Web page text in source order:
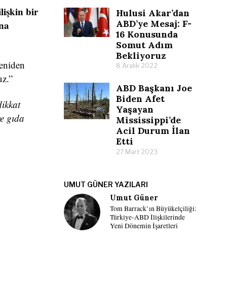
bir
gıda
Hulusi Akar’dan
ABD’ye Mesaj: F-
16 Konusunda
Somut Adım
Bekliyoruz
8 Aralık 2022
ABD Başkanı Joe
Biden Afet
Yaşayan
Mississippi’de
Acil Durum İlan
Etti
27 Mart 2023
UMUT GÜNER YAZILARI
Umut Güner
Tom Barrack’ın Büyükelçiliği:
Türkiye-ABD İlişkilerinde
Yeni Dönemin İşaretleri